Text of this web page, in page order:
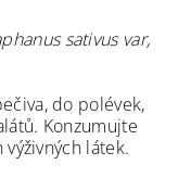
sativus var,
do polévek,
Konzumujte
látek.